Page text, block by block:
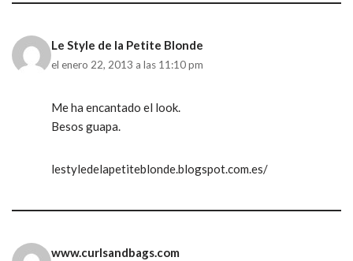
Le Style de la Petite Blonde
el enero 22, 2013 a las 11:10 pm
Me ha encantado el look.
Besos guapa.
lestyledelapetiteblonde.blogspot.com.es/
www.curlsandbags.com